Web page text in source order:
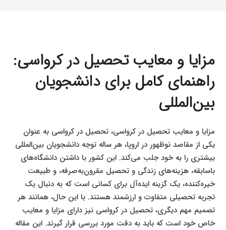
مزایا و معایب تحصیل در کرواسی:
راهنمای کامل برای دانشجویان
بین‌المللی
مزایا و معایب تحصیل در کرواسی، تحصیل در کرواسی به عنوان
یکی از مقاصد نوظهور در اروپا، هر ساله توجه دانشجویان بین‌المللی
بیشتری را به خود جلب می‌کند. این کشور با داشتن دانشگاه‌های
باسابقه، هزینه‌های زندگی و تحصیل مقرون‌به‌صرفه، و طبیعت
خیره‌کننده، یک گزینه ایده‌آل برای کسانی است که به دنبال یک
تجربه تحصیلی متفاوت و ارزشمند هستند. با این حال، همانند هر
تصمیم مهم دیگری، تحصیل در کرواسی نیز دارای مزایا و معایب
خاص خود است که باید به دقت مورد بررسی قرار گیرند. این مقاله